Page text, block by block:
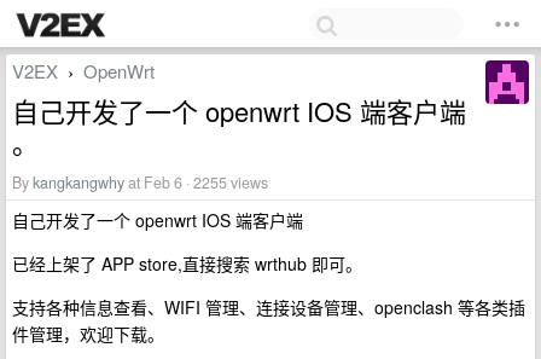
V2EX › OpenWrt
自己开发了一个 openwrt IOS 端客户端
。
Bykangkangwhyat Feb 6 · 2255 views
自己开发了一个 openwrt IOS 端客户端
已经上架了 APP store,直接搜索 wrthub 即可。
支持各种信息查看、WIFI 管理、连接设备管理、openclash 等各类插
件管理，欢迎下载。